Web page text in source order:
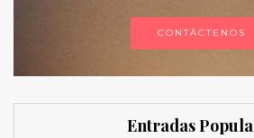
CONTÁCTENOS
Entradas